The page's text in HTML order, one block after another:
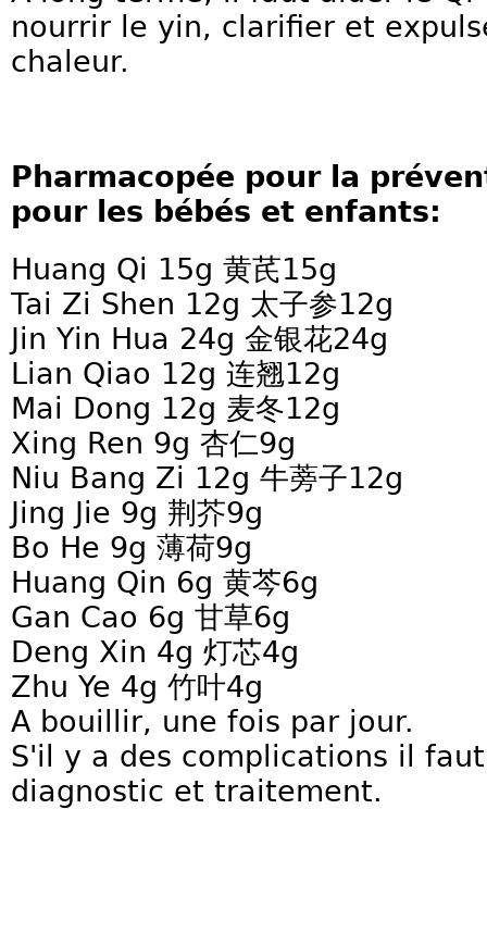
nourrir le yin, clarifier et
chaleur.
Pharmacopée pour la
pour les bébés et enfants:
Huang Qi 15g 黄芪15g
Tai Zi Shen 12g 太子参12g
Jin Yin Hua 24g 金银花24g
Lian Qiao 12g 连翘12g
Mai Dong 12g 麦冬12g
Xing Ren 9g 杏仁9g
Niu Bang Zi 12g 牛蒡子12g
Jing Jie 9g 荆芥9g
Bo He 9g 薄荷9g
Huang Qin 6g 黄芩6g
Gan Cao 6g 甘草6g
Deng Xin 4g 灯芯4g
Zhu Ye 4g 竹叶4g
A bouillir, une fois par jour.
S'il y a des complications il
diagnostic et traitement.